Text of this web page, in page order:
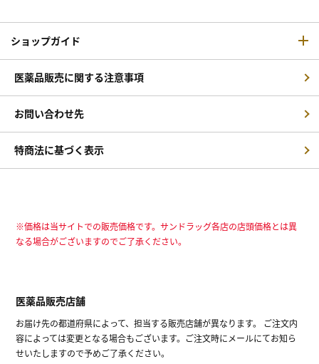
ショップガイド
医薬品販売に関する注意事項
お問い合わせ先
特商法に基づく表示
※価格は当サイトでの販売価格です。サンドラッグ各店の店頭価格とは異
なる場合がございますのでご了承ください。
医薬品販売店舗
お届け先の都道府県によって、担当する販売店舗が異なります。 ご注文内
容によっては変更となる場合もございます。ご注文時にメールにてお知ら
せいたしますので予めご了承ください。